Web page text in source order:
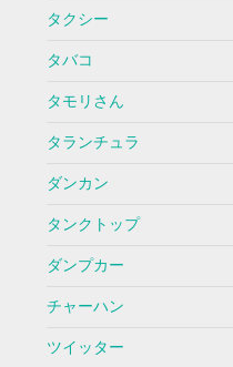
タクシー
タバコ
タモリさん
タランチュラ
ダンカン
タンクトップ
ダンプカー
チャーハン
ツイッター